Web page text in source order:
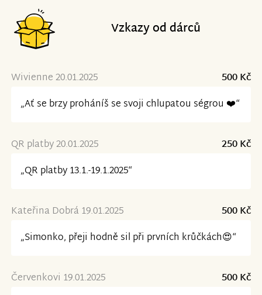
Vzkazy od dárců
Wivienne 20.01.2025
500 Kč
„Ať se brzy proháníš se svoji chlupatou ségrou ❤️“
QR platby 20.01.2025
250 Kč
„QR platby 13.1.-19.1.2025“
Kateřina Dobrá 19.01.2025
500 Kč
„Simonko, přeji hodně sil při prvních krůčkách😍“
Červenkovi 19.01.2025
500 Kč